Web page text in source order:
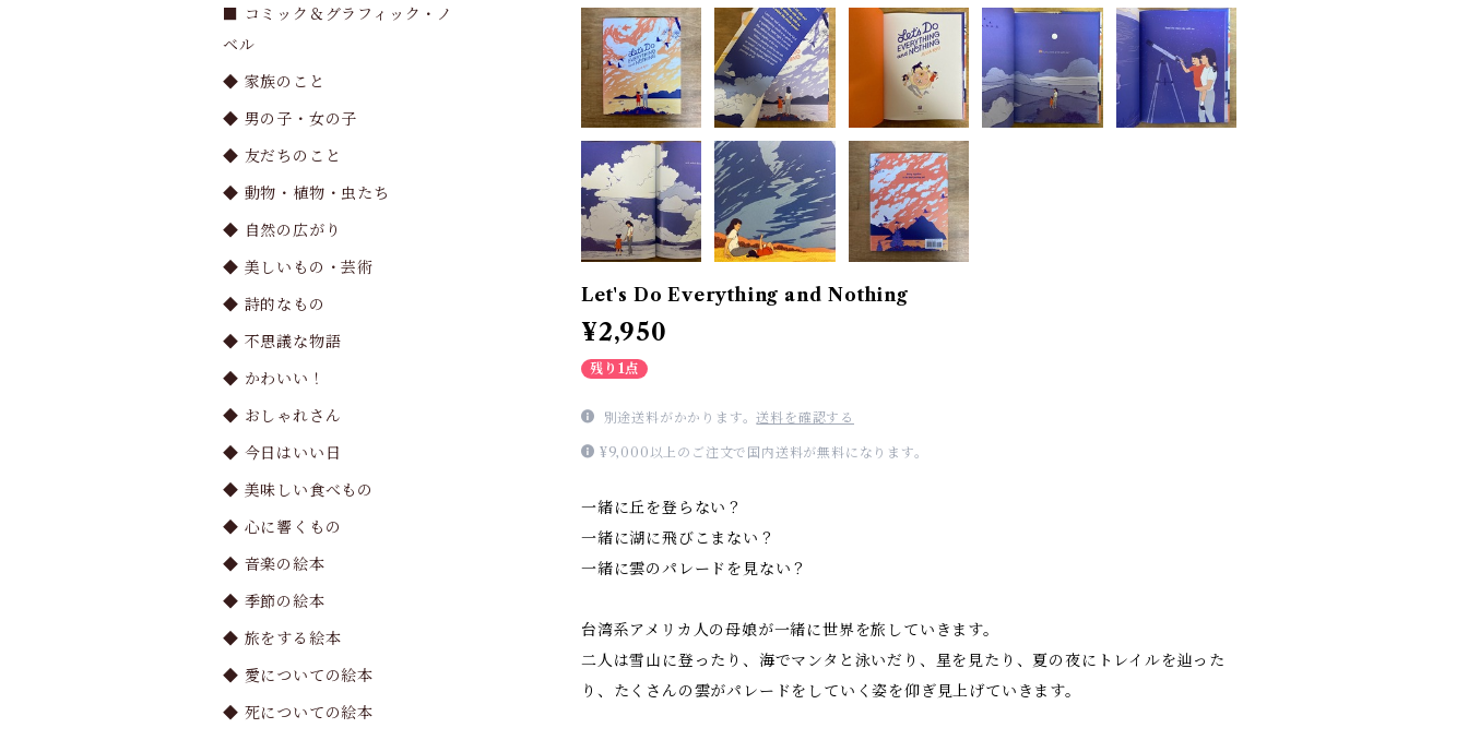
Let's Do Everything and Nothing
¥2,950
残り1点
別途送料がかかります。送料を確認する
¥9,000以上のご注文で国内送料が無料になります。
一緒に丘を登らない？
一緒に湖に飛びこまない？
一緒に雲のパレードを見ない？
台湾系アメリカ人の母娘が一緒に世界を旅していきます。
二人は雪山に登ったり、海でマンタと泳いだり、星を見たり、夏の夜にトレイルを辿った
り、たくさんの雲がパレードをしていく姿を仰ぎ見上げていきます。
■ コミック＆グラフィック・ノ
ベル
◆ 家族のこと
◆ 男の子・女の子
◆ 友だちのこと
◆ 動物・植物・虫たち
◆ 自然の広がり
◆ 美しいもの・芸術
◆ 詩的なもの
◆ 不思議な物語
◆ かわいい！
◆ おしゃれさん
◆ 今日はいい日
◆ 美味しい食べもの
◆ 心に響くもの
◆ 音楽の絵本
◆ 季節の絵本
◆ 旅をする絵本
◆ 愛についての絵本
◆ 死についての絵本